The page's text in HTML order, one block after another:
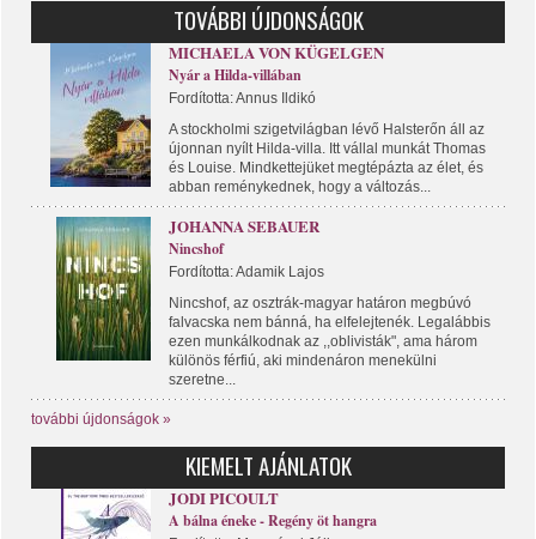
TOVÁBBI ÚJDONSÁGOK
MICHAELA VON KÜGELGEN
Nyár a Hilda-villában
Fordította: Annus Ildikó
A stockholmi szigetvilágban lévő Halsterőn áll az
újonnan nyílt Hilda-villa. Itt vállal munkát Thomas
és Louise. Mindkettejüket megtépázta az élet, és
abban reménykednek, hogy a változás...
JOHANNA SEBAUER
Nincshof
Fordította: Adamik Lajos
Nincshof, az osztrák-magyar határon megbúvó
falvacska nem bánná, ha elfelejtenék. Legalábbis
ezen munkálkodnak az ,,oblivisták", ama három
különös férfiú, aki mindenáron menekülni
szeretne...
további újdonságok »
KIEMELT AJÁNLATOK
JODI PICOULT
A bálna éneke - Regény öt hangra